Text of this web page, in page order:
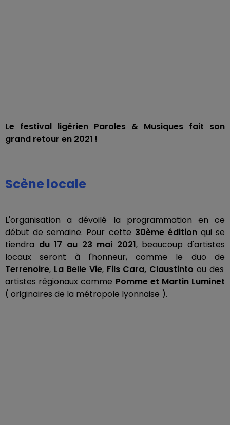
Le festival ligérien Paroles & Musiques fait son
grand retour en 2021 !
Scène locale
L'organisation a dévoilé la programmation en ce
début de semaine. Pour cette 30ème édition qui se
tiendra du 17 au 23 mai 2021, beaucoup d'artistes
locaux seront à l'honneur, comme le duo
de
Terrenoire, La Belle Vie, Fils Cara, Claustinto ou des
artistes régionaux comme Pomme et Martin Luminet
( originaires de la métropole lyonnaise ).